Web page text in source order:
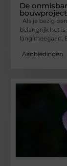
De
Als je bezig
belangrijk het
lang meegaan.
Aanbiedingen